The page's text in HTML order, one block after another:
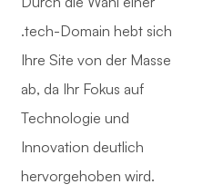
.tech-Domain hebt sich
Ihre Site von der Masse
ab, da Ihr Fokus auf
Technologie und
Innovation deutlich
hervorgehoben wird.